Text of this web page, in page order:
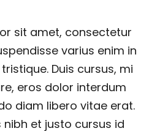
sit amet, consectetur
varius enim in
Duis cursus, mi
eros dolor interdum
diam libero vitae erat.
et justo cursus id